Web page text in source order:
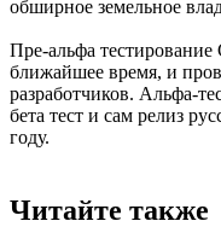
обширное земельное
Пре-альфа
ближайшее время, и
разработчиков. Альфа-
бета тест и сам релиз
году.
Читайте также